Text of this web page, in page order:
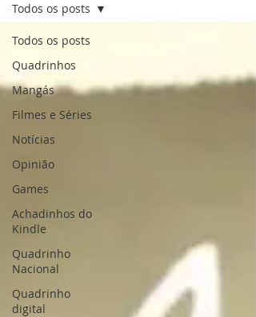
Todos os posts
Quadrinhos
Mangás
Filmes e Séries
Notícias
Opinião
Games
Achadinhos do
Kindle
Quadrinho
Nacional
Quadrinho
digital
Todos os posts